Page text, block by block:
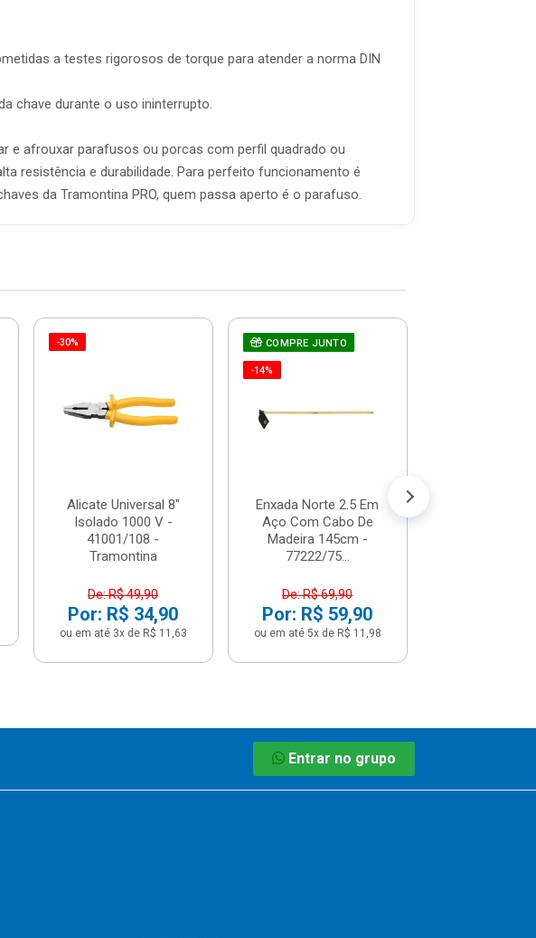
a testes rigorosos de torque para atender a norma DIN
chave durante o uso ininterrupto.
e afrouxar parafusos ou porcas com perfil quadrado ou
resistência e durabilidade. Para perfeito funcionamento é
da Tramontina PRO, quem passa aperto é o parafuso.
-30%
Alicate Universal 8"
Isolado 1000 V -
41001/108 -
Tramontina
De: R$ 49,90
Por: R$ 34,90
ou em até 3x de R$ 11,63
COMPRE JUNTO
-14%
Enxada Norte 2.5 Em
Aço Com Cabo De
Madeira 145cm -
77222/75...
De: R$ 69,90
Por: R$ 59,90
ou em até 5x de R$ 11,98
Entrar no grupo